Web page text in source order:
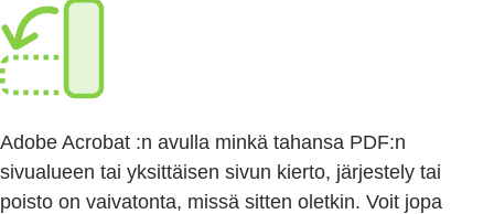
Adobe Acrobat :n avulla minkä tahansa PDF:n
sivualueen tai yksittäisen sivun kierto, järjestely tai
poisto on vaivatonta, missä sitten oletkin. Voit jopa